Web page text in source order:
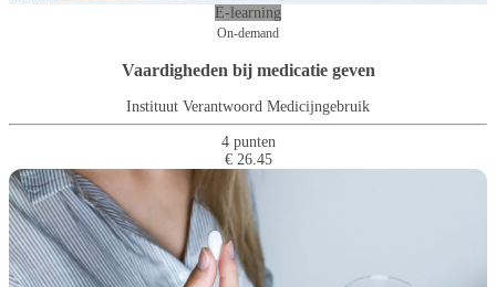
E-learning
On-demand
Vaardigheden bij medicatie geven
Instituut Verantwoord Medicijngebruik
4 punten
€ 26.45